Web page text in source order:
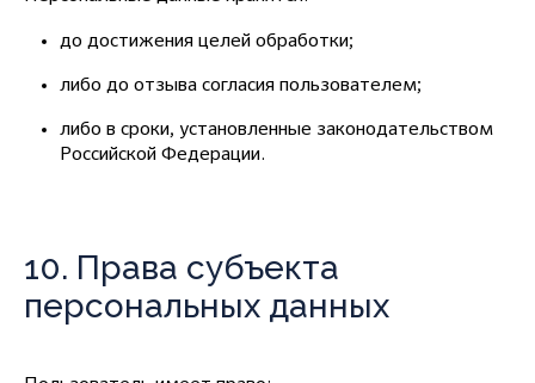
до достижения целей обработки;
либо до отзыва согласия пользователем;
либо в сроки, установленные законодательством
Российской Федерации.
10. Права субъекта
персональных данных